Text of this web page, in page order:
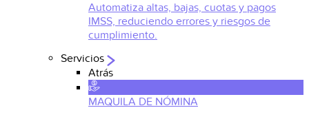
Automatiza altas, bajas, cuotas y pagos
IMSS, reduciendo errores y riesgos de
cumplimiento.
Servicios
Atrás
MAQUILA DE NÓMINA